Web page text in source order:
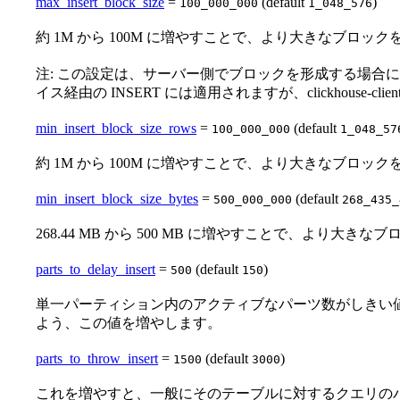
100_000_000 1_048_576
約 1M から 100M に増やすことで、より大きなブロック
注: この設定は、サーバー側でブロックを形成する場合
イス経由の INSERT には適用されますが、clickhouse-
min_insert_block_size_rows = 100_000_000 (default
約 1M から 100M に増やすことで、より大きなブロック
min_insert_block_size_bytes = 500_000_000 (default
268.44 MB から 500 MB に増やすことで、より大きなブ
parts_to_delay_insert = 500 (default 150)
単一パーティション内のアクティブなパーツ数がしき
よう、この値を増やします。
parts_to_throw_insert = 1500 (default 3000)
これを増やすと、一般にそのテーブルに対するクエリ